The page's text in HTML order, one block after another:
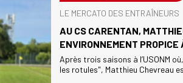
LE MERCATO DES ENTRAÎNEURS
AU CS CARENTAN,
ENVIRONNEMENT
Après trois saisons à l’USONM
les rotules", Matthieu Chevreau